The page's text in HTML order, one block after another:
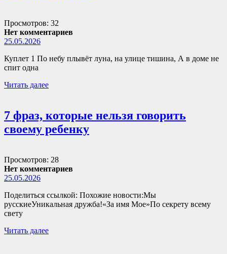
Просмотров: 32
Нет комментариев
25.05.2026
Куплет 1 По небу плывёт луна, на улице тишина, А в доме не
спит одна
Читать далее
7 фраз, которые нельзя говорить
своему ребенку
Просмотров: 28
Нет комментариев
25.05.2026
Поделиться ссылкой: Похожие новости:Мы
русскиеУникальная дружба!«За имя Мое»По секрету всему
свету
Читать далее